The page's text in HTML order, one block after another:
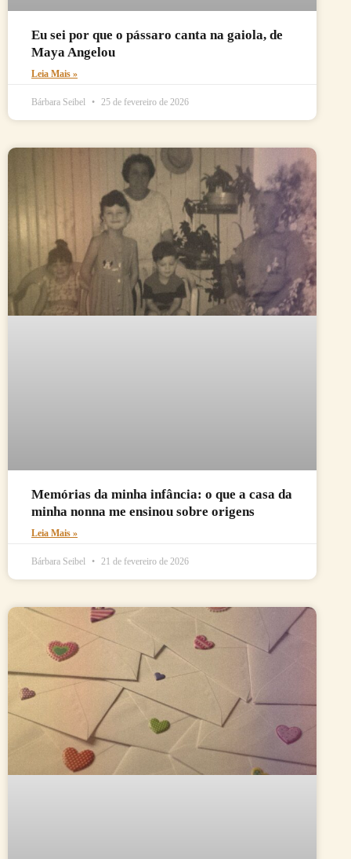
Eu sei por que o pássaro canta na gaiola, de
Maya Angelou
Leia Mais »
Bárbara Seibel 25 de fevereiro de 2026
Memórias da minha infância: o que a casa da
minha nonna me ensinou sobre origens
Leia Mais »
Bárbara Seibel 21 de fevereiro de 2026